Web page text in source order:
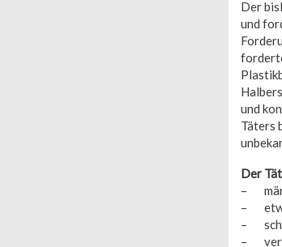
Der
und
und
Täters
Der
–
–
–
–